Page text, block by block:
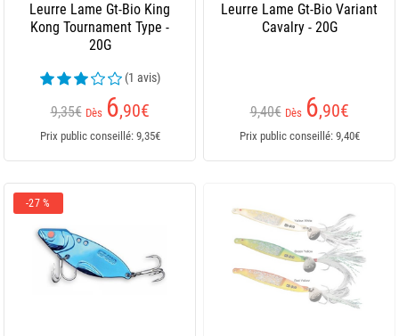
Leurre Lame Gt-Bio King
Kong Tournament Type -
20G
(1 avis)
9,35€ Dès 6,90€
Prix public conseillé: 9,35€
Leurre Lame Gt-Bio Variant
Cavalry - 20G
9,40€ Dès 6,90€
Prix public conseillé: 9,40€
-27 %